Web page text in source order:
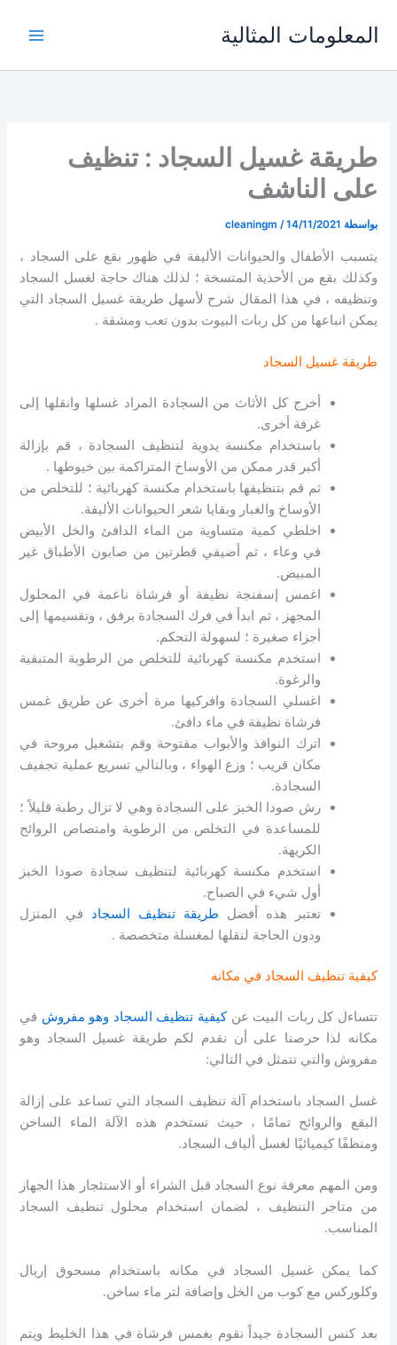
المعلومات المثالية
طريقة غسيل السجاد : تنظيف
على الناشف
بواسطة cleaningm /14/11/2021
يتسبب الأطفال والحيوانات الأليفة في ظهور بقع على السجاد ،
وكذلك بقع من الأحذية المتسخة ؛ لذلك هناك حاجة لغسل السجاد
وتنظيفه ، في هذا المقال شرح لأسهل طريقة غسيل السجاد التي
يمكن انباعها من كل ربات البيوت بدون تعب ومشقة .
طريقة غسيل السجاد
أخرج كل الأثاث من السجادة المراد غسلها وانقلها إلى
غرفة أخرى.
باستخدام مكنسة يدوية لتنظيف السجادة ، قم بإزالة
أكبر قدر ممكن من الأوساخ المتراكمة بين خيوطها .
ثم قم بتنظيفها باستخدام مكنسة كهربائية ؛ للتخلص من
الأوساخ والغبار وبقايا شعر الحيوانات الأليفة.
اخلطي كمية متساوية من الماء الدافئ والخل الأبيض
في وعاء ، ثم أضيفي قطرتين من صابون الأطباق غير
المبيض.
اغمس إسفنجة نظيفة أو فرشاة ناعمة في المحلول
المجهز ، ثم ابدأ في فرك السجادة برفق ، وتقسيمها إلى
أجزاء صغيرة ؛ لسهولة التحكم.
استخدم مكنسة كهربائية للتخلص من الرطوبة المتبقية
والرغوة.
اغسلي السجادة وافركيها مرة أخرى عن طريق غمس
فرشاة نظيفة في ماء دافئ.
اترك النوافذ والأبواب مفتوحة وقم بتشغيل مروحة في
مكان قريب ؛ وزع الهواء ، وبالتالي تسريع عملية تجفيف
السجادة.
رش صودا الخبز على السجادة وهي لا تزال رطبة قليلاً ؛
للمساعدة في التخلص من الرطوبة وامتصاص الروائح
الكريهة.
استخدم مكنسة كهربائية لتنظيف سجادة صودا الخبز
أول شيء في الصباح.
تعتبر هذه أفضل طريقة تنظيف السجاد في المنزل
ودون الحاجة لنقلها لمغسلة متخصصة .
كيفية تنظيف السجاد في مكانه
تتساءل كل ربات البيت عنكيفية تنظيف السجاد وهو مفروش في
مكانه لذا حرصنا على أن نقدم لكم طريقة غسيل السجاد وهو
مفروش والتي تتمثل في التالي:
غسل السجاد باستخدام آلة تنظيف السجاد التي تساعد على إزالة
البقع والروائح تمامًا ، حيث تستخدم هذه الآلة الماء الساخن
ومنظفًا كيميائيًا لغسل ألياف السجاد.
ومن المهم معرفة نوع السجاد قبل الشراء أو الاستئجار هذا الجهاز
من متاجر التنظيف ، لضمان استخدام محلول تنظيف السجاد
المناسب.
كما يمكن غسيل السجاد في مكانه باستخدام مسحوق إريال
وكلوركس مع كوب من الخل وإضافة لتر ماء ساخن.
بعد كنس السجادة جيداً نقوم بغمس فرشاة في هذا الخليط ويتم